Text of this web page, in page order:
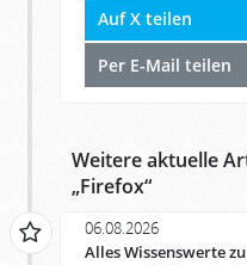
Auf X teilen
Per E-Mail teilen
Weitere aktuelle
„Firefox“
06.08.2026
Alles Wissenswerte